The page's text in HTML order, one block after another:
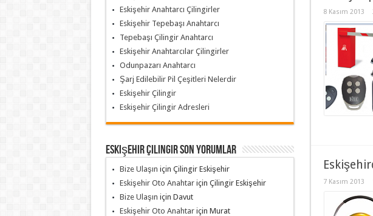
8 Kasım 2013
7 Kasım 2013
Eskişehir Anahtarcı Çilingirler
Eskişehir Tepebaşı Anahtarcı
Tepebaşı Çilingir Anahtarcı
Eskişehir Anahtarcılar Çilingirler
Odunpazarı Anahtarcı
Şarj Edilebilir Pil Çeşitleri Nelerdir
Eskişehir Çilingir
Eskişehir Çilingir Adresleri
Eskişehir Çilingir Son Yorumlar
Bize Ulaşın için Çilingir Eskişehir
Eskişehir Oto Anahtariçin Çilingir Eskişehir
Bize Ulaşın için Davut
Eskişehir Oto Anahtariçin Murat